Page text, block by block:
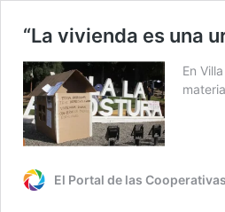
“La vivienda es una
En
El Portal de las Cooperativas